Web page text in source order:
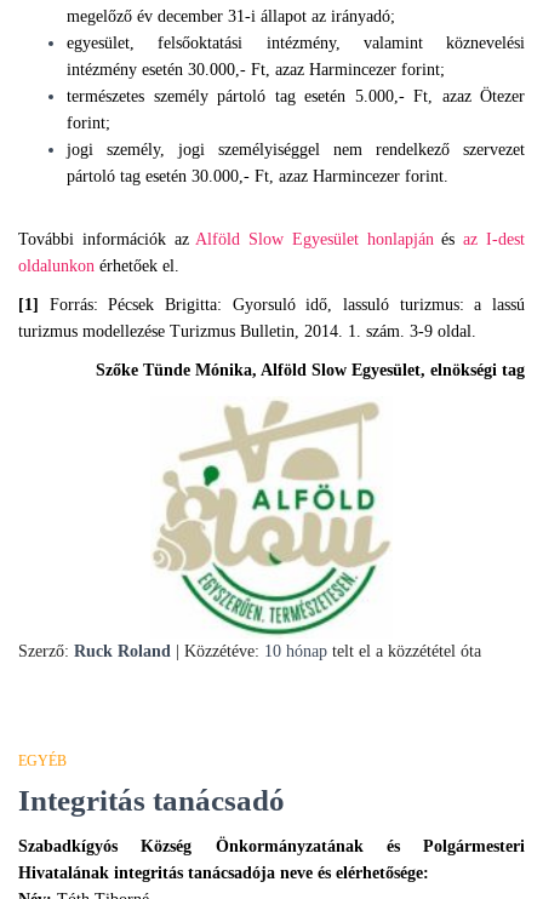
megelőző év december 31-i állapot az irányadó;
egyesület, felsőoktatási intézmény, valamint köznevelési
intézmény esetén 30.000,- Ft, azaz Harmincezer forint;
természetes személy pártoló tag esetén 5.000,- Ft, azaz Ötezer
forint;
jogi személy, jogi személyiséggel nem rendelkező szervezet
pártoló tag esetén 30.000,- Ft, azaz Harmincezer forint.
További információk az Alföld Slow Egyesület honlapján és az I-dest
oldalunkon érhetőek el.
[1] Forrás: Pécsek Brigitta: Gyorsuló idő, lassuló turizmus: a lassú
turizmus modellezése Turizmus Bulletin, 2014. 1. szám. 3-9 oldal.
Szőke Tünde Mónika, Alföld Slow Egyesület, elnökségi tag
Szerző: Ruck Roland | Közzétéve: 10 hónap telt el a közzététel óta
EGYÉB
Integritás tanácsadó
Szabadkígyós Község Önkormányzatának és Polgármesteri
Hivatalának integritás tanácsadója neve és elérhetősége: